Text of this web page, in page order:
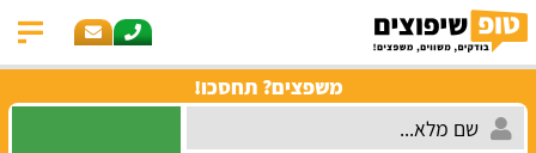
משפצים? תחסכו!